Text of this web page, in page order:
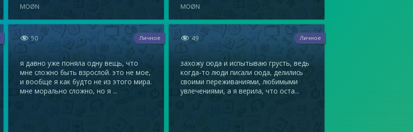
MOØN MOØN
 50 Личное
я давно уже поняла одну вещь, что
мне сложно быть взрослой. это не мое,
и вообще я как будто не из этого мира.
мне морально сложно, но я ...
 49 Личное
захожу сюда и испытываю грусть, ведь
когда-то люди писали сюда, делились
своими переживаниями, любимыми
увлечениями, а я верила, что оста...